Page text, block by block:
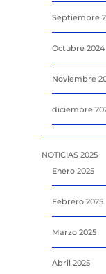
Septiembre
Octubre 2024
Noviembre
diciembre
NOTICIAS 2025
Enero 2025
Febrero 2025
Marzo 2025
Abril 2025